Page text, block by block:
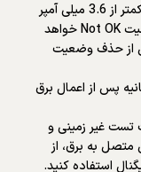
NOT OK/Signal Defeat خروجی سیگنال به کمتر از 3.6 میلی آمپر
در عرض 100 میکروثانیه پس از رخ دادن وضعیت Not OK خواهد
عرض 2 تا 3 ثانیه پس از حذف وضعیت
سیگنال بازدارنده برق به مدت 2 تا 3 ثانیه پس از اعمال برق
تست غیر زمینی و
متصل به برق، از